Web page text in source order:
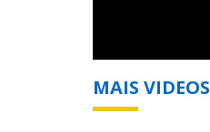
MAIS VIDEOS